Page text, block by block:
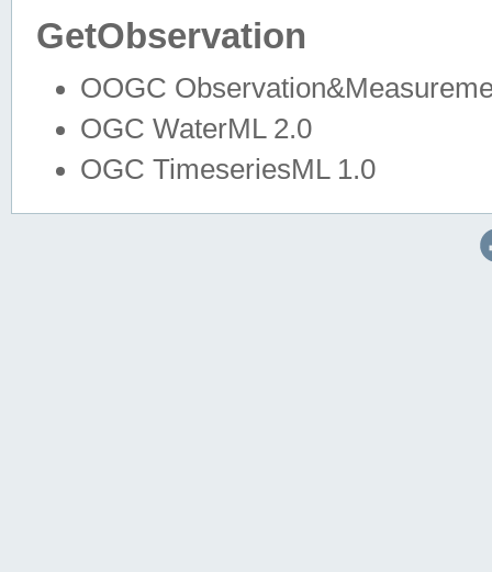
GetObservation
OOGC
OGC WaterML 2.0
OGC TimeseriesML 1.0